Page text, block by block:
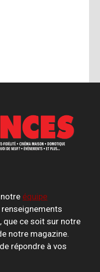
équipe
renseignements
que ce soit sur notre
notre magazine.
répondre à vos